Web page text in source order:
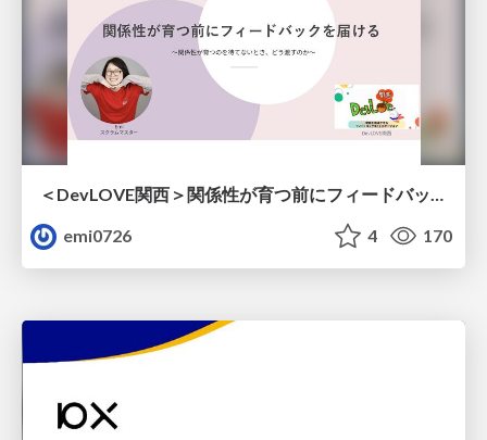
emi0726
4 170